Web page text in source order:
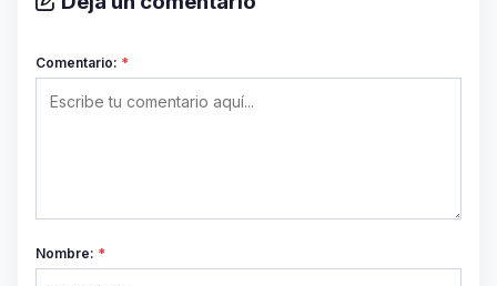
Comentario: *
Nombre: *